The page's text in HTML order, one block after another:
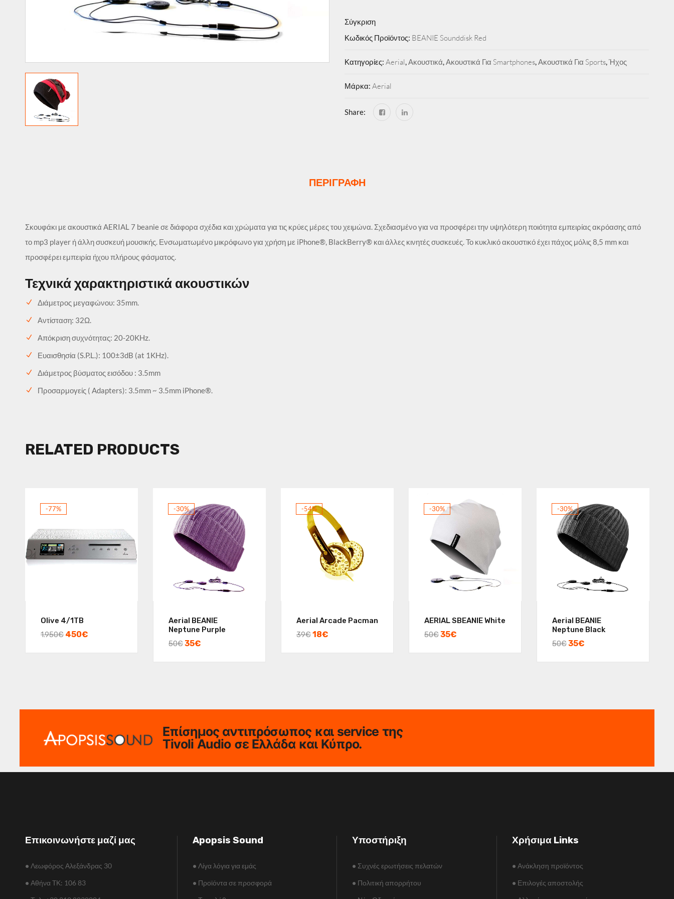
Σύγκριση
Κωδικός Προϊόντος: BEANIE Sounddisk Red
Κατηγορίες: Aerial,Ακουστικά,Ακουστικά Για Smartphones,Ακουστικά Για Sports,Ήχος
Μάρκα: Aerial
Share:
ΠΕΡΙΓΡΑΦΉ
Σκουφάκι με ακουστικά AERIAL 7 beanie σε διάφορα σχέδια και χρώματα για τις κρύες μέρες του χειμώνα. Σχεδιασμένο για να προσφέρει την υψηλότερη ποιότητα εμπειρίας ακρόασης από
το mp3 player ή άλλη συσκευή μουσικής. Ενσωματωμένο μικρόφωνο για χρήση με iPhone®, BlackBerry® και άλλες κινητές συσκευές. Το κυκλικό ακουστικό έχει πάχος μόλις 8,5 mm και
προσφέρει εμπειρία ήχου πλήρους φάσματος.
Τεχνικά χαρακτηριστικά ακουστικών
Διάμετρος μεγαφώνου: 35mm.
Αντίσταση: 32Ω.
Απόκριση συχνότητας: 20-20KHz.
Ευαισθησία (S.P.L.): 100±3dB (at 1KHz).
Διάμετρος βύσματος εισόδου : 3.5mm
Προσαρμογείς ( Adapters): 3.5mm ~ 3.5mm iPhone®.
RELATED PRODUCTS
-77%
Olive 4/1TB
1.950€ 450€
-30%
Aerial BEANIE
Neptune Purple
50€35€
-54%
Aerial Arcade Pacman
39€18€
-30%
AERIAL SBEANIE White
50€35€
-30%
Aerial BEANIE
Neptune Black
50€35€
Επίσημος αντιπρόσωπος και service της
Tivoli Audio σε Ελλάδα και Κύπρο.
Επικοινωνήστε μαζί μας
• Λεωφόρος Αλεξάνδρας 30
• Αθήνα TΚ: 106 83
Apopsis Sound
• Λίγα λόγια για εμάς
• Προϊόντα σε προσφορά
Υποστήριξη
• Συχνές ερωτήσεις πελατών
• Πολιτική απορρήτου
Χρήσιμα Links
• Ανάκληση προϊόντος
• Επιλογές αποστολής